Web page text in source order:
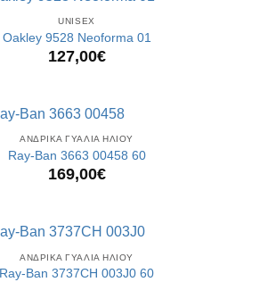
UNISEX
Oakley 9528 Neoforma 01
127,00€
ΑΝΔΡΙΚΑ ΓΥΑΛΙΑ ΗΛΙΟΥ
Ray-Ban 3663 00458 60
169,00€
ΑΝΔΡΙΚΑ ΓΥΑΛΙΑ ΗΛΙΟΥ
Ray-Ban 3737CH 003J0 60